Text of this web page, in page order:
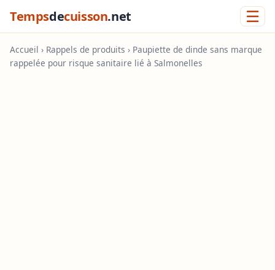
Tempsdecuisson.net ☰
Accueil › Rappels de produits › Paupiette de dinde sans marque
rappelée pour risque sanitaire lié à Salmonelles